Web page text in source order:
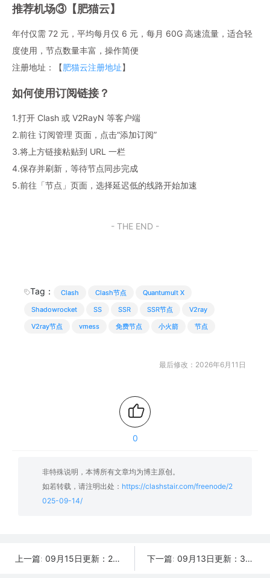
推荐机场③【肥猫云】
年付仅需 72 元，平均每月仅 6 元，每月 60G 高速流量，适合轻
度使用，节点数量丰富，操作简便
注册地址：【肥猫云注册地址】
如何使用订阅链接？
1.打开 Clash 或 V2RayN 等客户端
2.前往 订阅管理 页面，点击“添加订阅”
3.将上方链接粘贴到 URL 一栏
4.保存并刷新，等待节点同步完成
5.前往「节点」页面，选择延迟低的线路开始加速
- THE END -
Tag： Clash Clash节点
Quantumult X
Shadowrocket
SS SSR SSR节点
V2ray
V2ray节点
vmess 免费节点 小火箭 节点
最后修改：2026年6月11日
0
非特殊说明，本博所有文章均为博主原创。
如若转载，请注明出处： https://clashstair.com/freenode/2
025-09-14/
上一篇: 09月15日更新：23条可用免费节点 | 2025年SSR/V2ray/Clash订阅链接 下一篇: 09月13日更新：32条可用免费节点 | 2025年SSR/V2ray/Clash订阅链接